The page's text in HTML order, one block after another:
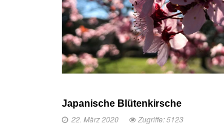
Japanische Blütenkirsche
22. März 2020
Zugriffe: 5123